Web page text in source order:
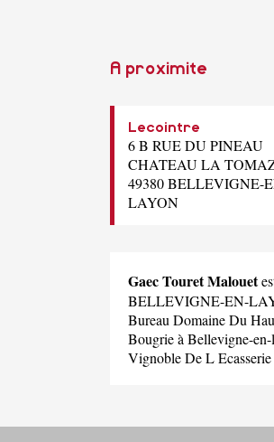
A proximite
Lecointre
6 B RUE DU PINEAU
CHATEAU LA
49380 BELLEVIGNE-
LAYON
Gaec Touret Malouet
BELLEVIGNE-EN-
Bureau Domaine Du
Bougrieà Bellevigne-
Vignoble De L Ecasserie